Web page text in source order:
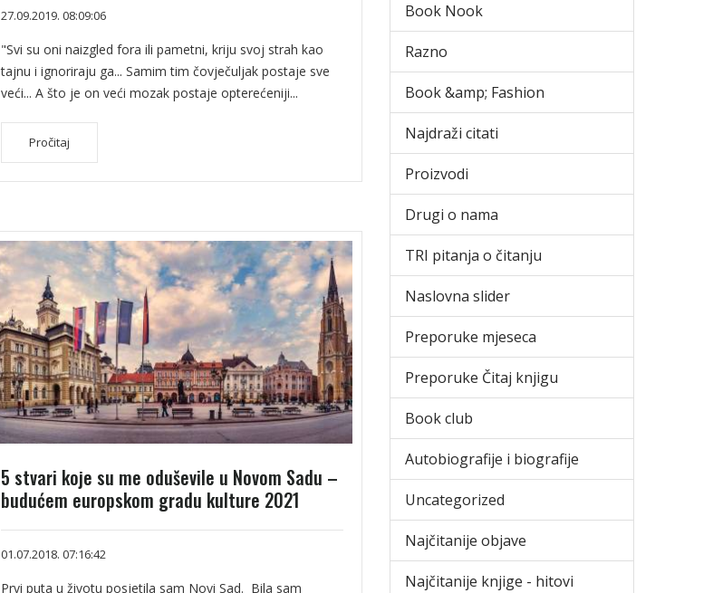
27.09.2019. 08:09:06
"Svi su oni naizgled fora ili pametni, kriju svoj strah kao
tajnu i ignoriraju ga... Samim tim čovječuljak postaje sve
veći... A što je on veći mozak postaje opterećeniji...
Pročitaj
5 stvari koje su me oduševile u Novom Sadu –
budućem europskom gradu kulture 2021
01.07.2018. 07:16:42
Prvi puta u životu posjetila sam Novi Sad. Bila sam
Book Nook
Razno
Book &amp; Fashion
Najdraži citati
Proizvodi
Drugi o nama
TRI pitanja o čitanju
Naslovna slider
Preporuke mjeseca
Preporuke Čitaj knjigu
Book club
Autobiografije i biografije
Uncategorized
Najčitanije objave
Najčitanije knjige - hitovi